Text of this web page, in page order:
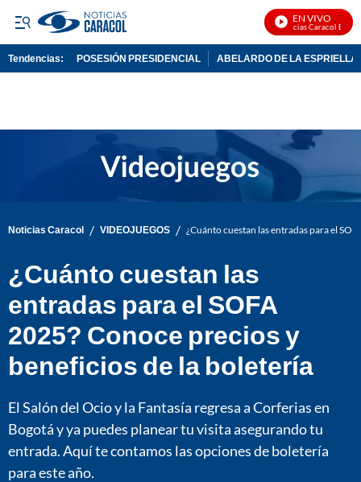
EN VIVO
Noticias Caracol En Vivo
Tendencias: POSESIÓN PRESIDENCIAL ABELARDO DE LA ESPRIELLA
Noticias Caracol / VIDEOJUEGOS / ¿Cuánto cuestan las entradas para el
¿Cuánto cuestan las
entradas para el SOFA
2025? Conoce precios y
beneficios de la boletería
El Salón del Ocio y la Fantasía regresa a Corferias en
Bogotá y ya puedes planear tu visita asegurando tu
entrada. Aquí te contamos las opciones de boletería
para este año.